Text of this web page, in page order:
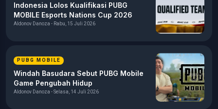
Indonesia Lolos Kualifikasi PUBG
MOBILE Esports Nations Cup 2026
Aldonov Danoza - Rabu, 15 Juli 2026
PUBG MOBILE
Windah Basudara Sebut PUBG Mobile
Game Pengubah Hidup
Aldonov Danoza - Selasa, 14 Juli 2026